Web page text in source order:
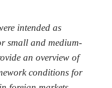
intended as
small and medium-
an overview of
conditions for